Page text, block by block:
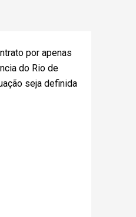
por apenas
do Rio de
seja definida